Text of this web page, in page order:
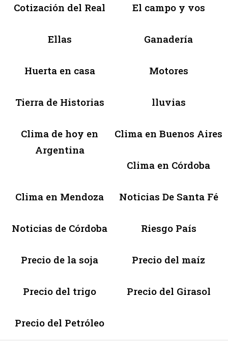
Cotización del Real El campo y vos
Ellas Ganadería
Huerta en casa Motores
Tierra de Historias lluvias
Clima de hoy en
Argentina
Clima en Buenos Aires
Clima en Córdoba
Clima en Mendoza Noticias De Santa Fé
Noticias de Córdoba Riesgo País
Precio de la soja Precio del maíz
Precio del trigo Precio del Girasol
Precio del Petróleo